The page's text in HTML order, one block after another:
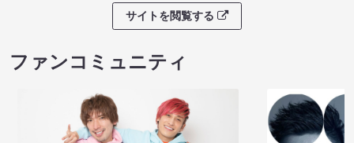
サイトを閲覧する
ファンコミュニティ